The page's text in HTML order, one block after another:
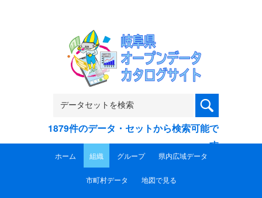
1879件のデータ・セットから検索可能で
す
ホーム 組織 グループ 県内広域データ
市町村データ 地図で見る